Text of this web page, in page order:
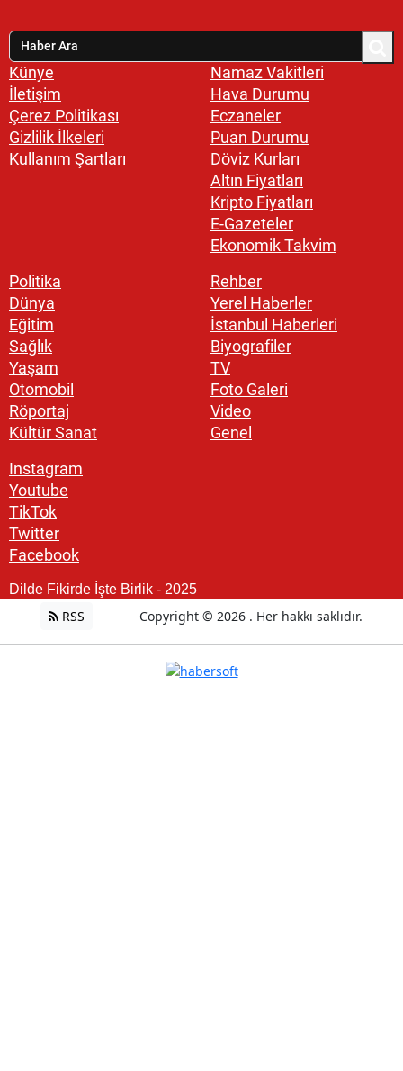
Künye
İletişim
Çerez Politikası
Gizlilik İlkeleri
Kullanım Şartları
Namaz Vakitleri
Hava Durumu
Eczaneler
Puan Durumu
Döviz Kurları
Altın Fiyatları
Kripto Fiyatları
E-Gazeteler
Ekonomik Takvim
Politika
Dünya
Eğitim
Sağlık
Yaşam
Otomobil
Röportaj
Kültür Sanat
Rehber
Yerel Haberler
İstanbul Haberleri
Biyografiler
TV
Foto Galeri
Video
Genel
Instagram
Youtube
TikTok
Twitter
Facebook
Dilde Fikirde İşte Birlik - 2025
RSS Copyright © 2026 . Her hakkı saklıdır.